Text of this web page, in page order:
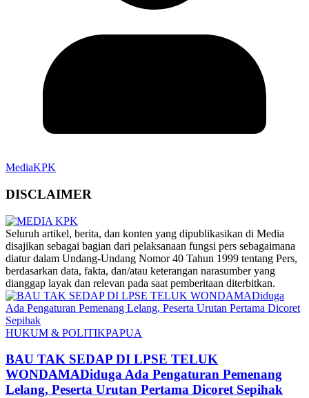
MediaKPK
DISCLAIMER
‎Seluruh artikel, berita, dan konten yang dipublikasikan di Media
disajikan sebagai bagian dari pelaksanaan fungsi pers sebagaimana
diatur dalam Undang-Undang Nomor 40 Tahun 1999 tentang Pers,
berdasarkan data, fakta, dan/atau keterangan narasumber yang
dianggap layak dan relevan pada saat pemberitaan diterbitkan.
HUKUM & POLITIKPAPUA
BAU TAK SEDAP DI LPSE TELUK
WONDAMADiduga Ada Pengaturan Pemenang
Lelang, Peserta Urutan Pertama Dicoret Sepihak